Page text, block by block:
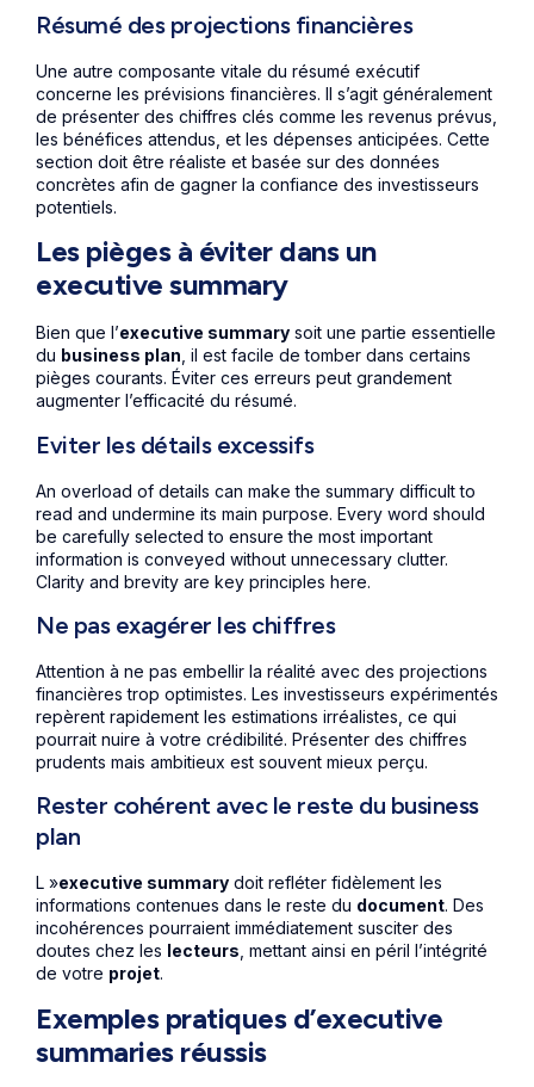
Résumé des projections financières
Une autre composante vitale du résumé exécutif
concerne les prévisions financières. Il s’agit généralement
de présenter des chiffres clés comme les revenus prévus,
les bénéfices attendus, et les dépenses anticipées. Cette
section doit être réaliste et basée sur des données
concrètes afin de gagner la confiance des investisseurs
potentiels.
Les pièges à éviter dans un
executive summary
Bien que l’executive summary soit une partie essentielle
du business plan , il est facile de tomber dans certains
pièges courants. Éviter ces erreurs peut grandement
augmenter l’efficacité du résumé.
Eviter les détails excessifs
An overload of details can make the summary difficult to
read and undermine its main purpose. Every word should
be carefully selected to ensure the most important
information is conveyed without unnecessary clutter.
Clarity and brevity are key principles here.
Ne pas exagérer les chiffres
Attention à ne pas embellir la réalité avec des projections
financières trop optimistes. Les investisseurs expérimentés
repèrent rapidement les estimations irréalistes, ce qui
pourrait nuire à votre crédibilité. Présenter des chiffres
prudents mais ambitieux est souvent mieux perçu.
Rester cohérent avec le reste du business
plan
L »executive summary doit refléter fidèlement les
informations contenues dans le reste du document. Des
incohérences pourraient immédiatement susciter des
doutes chez les lecteurs , mettant ainsi en péril l’intégrité
de votre projet.
Exemples pratiques d’executive
summaries réussis